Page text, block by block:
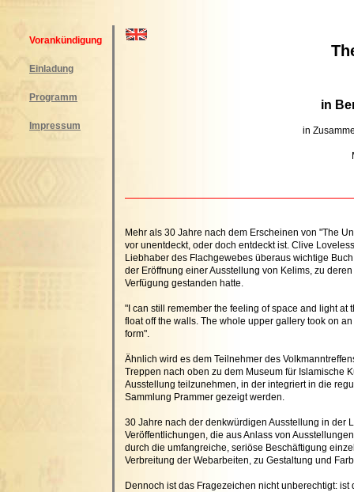
Vorankündigung
Einladung
Programm
Impressum
in
in
Mehr als 30 Jahre nach dem Erscheinen von "The
vor unentdeckt, oder doch entdeckt ist. Clive
Liebhaber des Flachgewebes überaus wichtige
der Eröffnung einer Ausstellung von Kelims, zu
Verfügung gestanden hatte.
"I can still remember the feeling of space and light
float off the walls. The whole upper gallery took on
form".
Ähnlich wird es dem Teilnehmer des
Treppen nach oben zu dem Museum für Islamische
Ausstellung teilzunehmen, in der integriert in die
Sammlung Prammer gezeigt werden.
30 Jahre nach der denkwürdigen Ausstellung in der
Veröffentlichungen, die aus Anlass von
durch die umfangreiche, seriöse Beschäftigung
Verbreitung der Webarbeiten, zu Gestaltung und
Dennoch ist das Fragezeichen nicht unberechtigt: